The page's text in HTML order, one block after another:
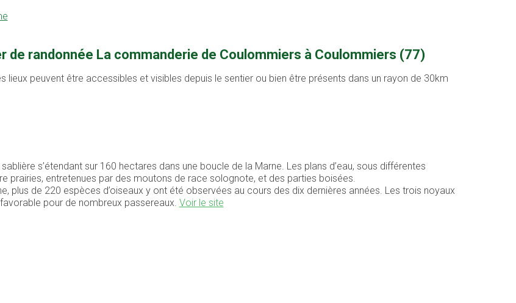
de randonnée La commanderie de Coulommiers à Coulommiers (77)
lieux peuvent être accessibles et visibles depuis le sentier ou bien être présents dans un rayon de 30km
s’étendant sur 160 hectares dans une boucle de la Marne. Les plans d’eau, sous différentes
prairies, entretenues par des moutons de race solognote, et des parties boisées.
plus de 220 espèces d’oiseaux y ont été observées au cours des dix dernières années. Les trois noyaux
pour de nombreux passereaux. Voir le site